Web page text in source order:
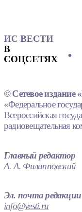
ИС ВЕСТИ
В
СОЦСЕТЯХ
© Сетевое издание
«Федеральное
Всероссийская
радиовещательная
Главный редактор
А. А. Филипповский
Эл. почта редакции
info@vesti.ru